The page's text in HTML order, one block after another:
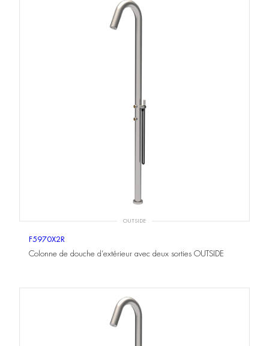
OUTSIDE
F5970X2R
Colonne de douche d’extérieur avec deux sorties OUTSIDE